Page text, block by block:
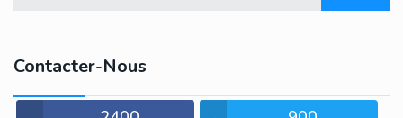
Contacter-Nous